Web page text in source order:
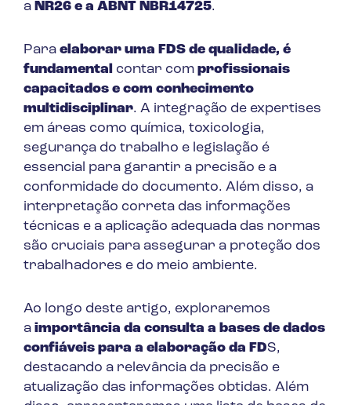
a NR26 e a ABNT NBR14725.
Para elaborar uma FDS de qualidade, é
fundamental contar com profissionais
capacitados e com conhecimento
multidisciplinar. A integração de expertises
em áreas como química, toxicologia,
segurança do trabalho e legislação é
essencial para garantir a precisão e a
conformidade do documento. Além disso, a
interpretação correta das informações
técnicas e a aplicação adequada das normas
são cruciais para assegurar a proteção dos
trabalhadores e do meio ambiente.
Ao longo deste artigo, exploraremos
a importância da consulta a bases de dados
confiáveis para a elaboração da FDS,
destacando a relevância da precisão e
atualização das informações obtidas. Além